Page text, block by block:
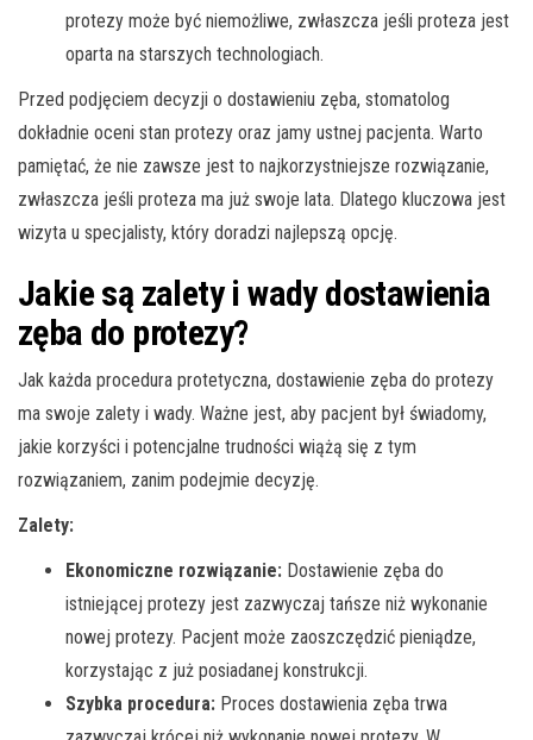
protezy może być niemożliwe, zwłaszcza jeśli proteza jest
oparta na starszych technologiach.
Przed podjęciem decyzji o dostawieniu zęba, stomatolog
dokładnie oceni stan protezy oraz jamy ustnej pacjenta. Warto
pamiętać, że nie zawsze jest to najkorzystniejsze rozwiązanie,
zwłaszcza jeśli proteza ma już swoje lata. Dlatego kluczowa jest
wizyta u specjalisty, który doradzi najlepszą opcję.
Jakie są zalety i wady dostawienia
zęba do protezy?
Jak każda procedura protetyczna, dostawienie zęba do protezy
ma swoje zalety i wady. Ważne jest, aby pacjent był świadomy,
jakie korzyści i potencjalne trudności wiążą się z tym
rozwiązaniem, zanim podejmie decyzję.
Zalety:
Ekonomiczne rozwiązanie: Dostawienie zęba do
istniejącej protezy jest zazwyczaj tańsze niż wykonanie
nowej protezy. Pacjent może zaoszczędzić pieniądze,
korzystając z już posiadanej konstrukcji.
Szybka procedura: Proces dostawienia zęba trwa